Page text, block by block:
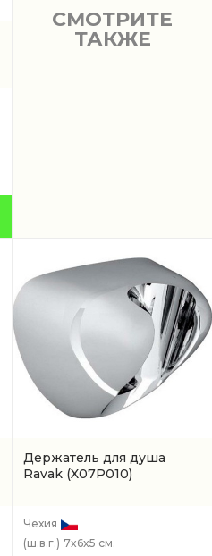
СМОТРИТЕ
ТАКЖЕ
Держатель для душа
Ravak (X07P010)
Чехия
(ш.в.г.) 7x6x5 см.